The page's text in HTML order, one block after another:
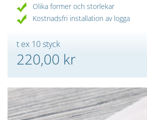
Olika former och storlekar
Kostnadsfri installation av logga
t ex 10 styck
220,00 kr